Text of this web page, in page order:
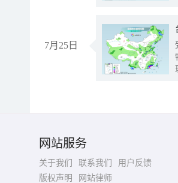
7月25日
网站服务
关于我们 联系我们
用户反馈
版权声明
网站律师